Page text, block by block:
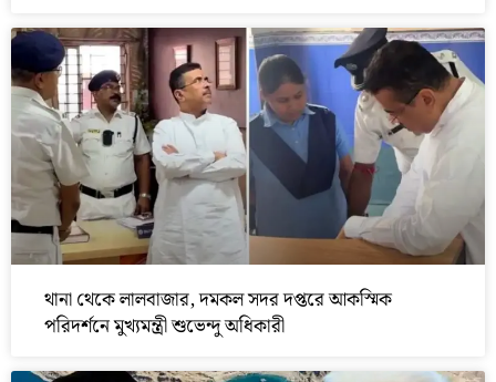
থানা থেকে লালবাজার, দমকল সদর দপ্তরে আকস্মিক
পরিদর্শনে মুখ্যমন্ত্রী শুভেন্দু অধিকারী